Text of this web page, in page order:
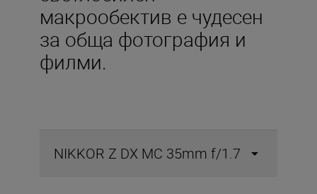
макрообектив е чудесен
за обща фотография и
филми.
NIKKOR Z DX MC 35mm f/1.7